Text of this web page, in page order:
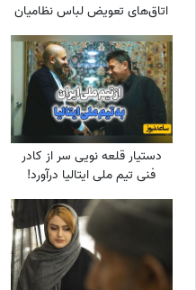
اتاق‌های تعویض لباس نظامیان
زن و سرویس‌های بهداشتی آنان!
دستیار قلعه نویی سر از کادر
فنی تیم ملی ایتالیا درآورد!